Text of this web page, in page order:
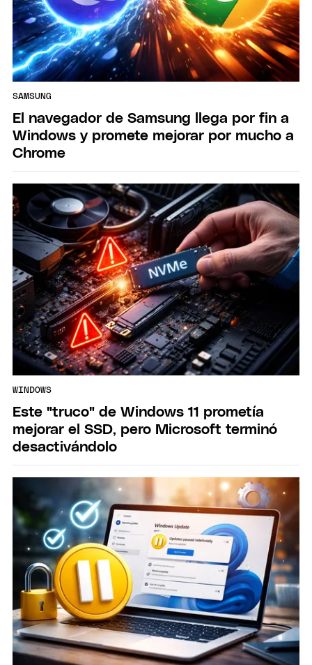
SAMSUNG
El navegador de Samsung llega por fin a
Windows y promete mejorar por mucho a
Chrome
WINDOWS
Este "truco" de Windows 11 prometía
mejorar el SSD, pero Microsoft terminó
desactivándolo